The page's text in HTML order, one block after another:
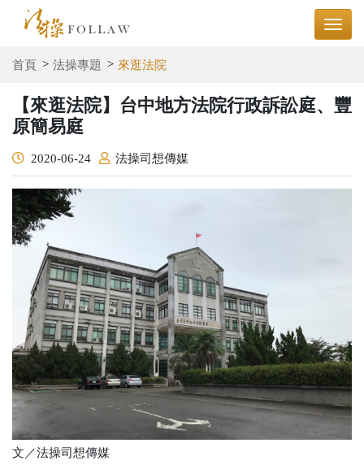
首頁 法操專題 來逛法院
【來逛法院】台中地方法院行政訴訟庭、豐
原簡易庭
2020-06-24 法操司想傳媒
文／法操司想傳媒